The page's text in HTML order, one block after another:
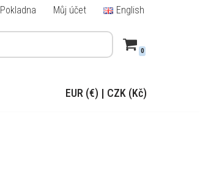
Pokladna Můj účet English
0
EUR (€) | CZK (Kč)